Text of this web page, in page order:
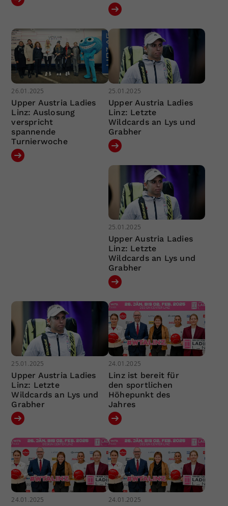
26.01.2025
Upper Austria Ladies
Linz: Auslosung
verspricht
spannende
Turnierwoche
25.01.2025
Upper Austria Ladies
Linz: Letzte
Wildcards an Lys und
Grabher
25.01.2025
Upper Austria Ladies
Linz: Letzte
Wildcards an Lys und
Grabher
25.01.2025
Upper Austria Ladies
Linz: Letzte
Wildcards an Lys und
Grabher
24.01.2025
Linz ist bereit für
den sportlichen
Höhepunkt des
Jahres
24.01.2025 24.01.2025